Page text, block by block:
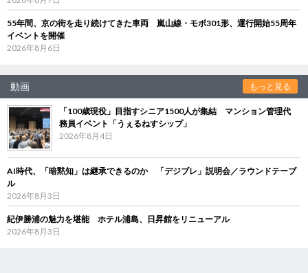
55年間、京の街を走り続けてきた車両 嵐山線・モボ301形、運行開始55周年
イベントを開催
2026年8月6日
動画 もっと見る
「100歳現役」目指すシニア1500人が集結 マンション管理代
務員イベント「うぇるねすシップ」
2026年8月4日
AI時代、「暗黙知」は継承できるのか 「デジブレ」説明会／ラウンドテーブ
ル
2026年8月3日
紀伊勝浦の魅力を堪能 ホテル浦島、日昇館をリニューアル
2026年8月3日